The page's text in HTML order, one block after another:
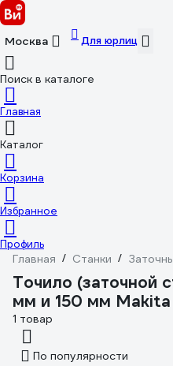
Москва Для юрлиц
Поиск в каталоге
Главная
Каталог
Корзина
Избранное
Профиль
Главная / Станки /
Точило (заточной
мм и 150 мм Makita
1 товар
По популярности